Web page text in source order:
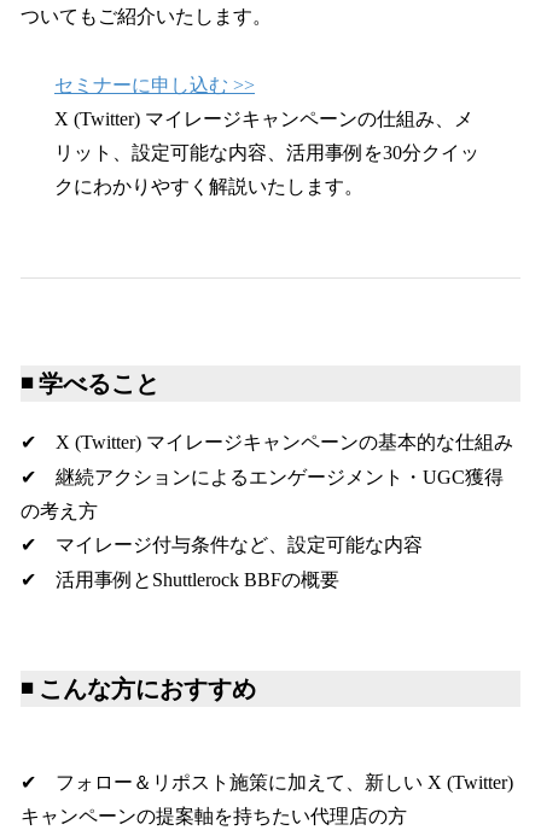
ついてもご紹介いたします。
セミナーに申し込む >>
X (Twitter) マイレージキャンペーンの仕組み、メ
リット、設定可能な内容、活用事例を30分クイッ
クにわかりやすく解説いたします。
◾️ 学べること
✔︎ X (Twitter) マイレージキャンペーンの基本的な仕組み
✔︎ 継続アクションによるエンゲージメント・UGC獲得
の考え方
✔︎ マイレージ付与条件など、設定可能な内容
✔︎ 活用事例とShuttlerock BBFの概要
◾️ こんな方におすすめ
✔︎ フォロー＆リポスト施策に加えて、新しい X (Twitter)
キャンペーンの提案軸を持ちたい代理店の方